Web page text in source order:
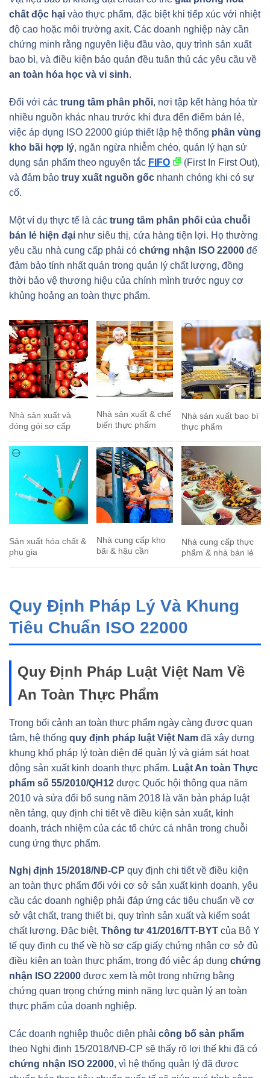
chất độc hại vào thực phẩm, đặc biệt khi tiếp xúc với nhiệt
độ cao hoặc môi trường axit. Các doanh nghiệp này cần
chứng minh rằng nguyên liệu đầu vào, quy trình sản xuất
bao bì, và điều kiện bảo quản đều tuân thủ các yêu cầu về
an toàn hóa học và vi sinh.
Đối với các trung tâm phân phối, nơi tập kết hàng hóa từ
nhiều nguồn khác nhau trước khi đưa đến điểm bán lẻ,
việc áp dụng ISO 22000 giúp thiết lập hệ thống phân vùng
kho bãi hợp lý, ngăn ngừa nhiễm chéo, quản lý hạn sử
dụng sản phẩm theo nguyên tắc FIFO
(First In First Out),
và đảm bảo truy xuất nguồn gốc nhanh chóng khi có sự
cố.
Một ví dụ thực tế là các trung tâm phân phối của chuỗi
bán lẻ hiện đại như siêu thị, cửa hàng tiện lợi. Họ thường
yêu cầu nhà cung cấp phải có chứng nhận ISO 22000 để
đảm bảo tính nhất quán trong quản lý chất lượng, đồng
thời bảo vệ thương hiệu của chính mình trước nguy cơ
khủng hoảng an toàn thực phẩm.
Nhà sản xuất và
đóng gói sơ cấp
Nhà sản xuất & chế
biến thực phẩm
Nhà sản xuất bao bì
thực phẩm
Sản xuất hóa chất &
phụ gia
Nhà cung cấp kho
bãi & hậu cần
Nhà cung cấp thực
phẩm & nhà bán lẻ
Quy Định Pháp Lý Và Khung
Tiêu Chuẩn ISO 22000
Quy Định Pháp Luật Việt Nam Về
An Toàn Thực Phẩm
Trong bối cảnh an toàn thực phẩm ngày càng được quan
tâm, hệ thống quy định pháp luật Việt Nam đã xây dựng
khung khổ pháp lý toàn diện để quản lý và giám sát hoạt
động sản xuất kinh doanh thực phẩm. Luật An toàn Thực
phẩm số 55/2010/QH12 được Quốc hội thông qua năm
2010 và sửa đổi bổ sung năm 2018 là văn bản pháp luật
nền tảng, quy định chi tiết về điều kiện sản xuất, kinh
doanh, trách nhiệm của các tổ chức cá nhân trong chuỗi
cung ứng thực phẩm.
Nghị định 15/2018/NĐ-CP quy định chi tiết về điều kiện
an toàn thực phẩm đối với cơ sở sản xuất kinh doanh, yêu
cầu các doanh nghiệp phải đáp ứng các tiêu chuẩn về cơ
sở vật chất, trang thiết bị, quy trình sản xuất và kiểm soát
chất lượng. Đặc biệt, Thông tư 41/2016/TT-BYT của Bộ Y
tế quy định cụ thể về hồ sơ cấp giấy chứng nhận cơ sở đủ
điều kiện an toàn thực phẩm, trong đó việc áp dụng chứng
nhận ISO 22000 được xem là một trong những bằng
chứng quan trọng chứng minh năng lực quản lý an toàn
thực phẩm của doanh nghiệp.
Các doanh nghiệp thuộc diện phải công bố sản phẩm
theo Nghị định 15/2018/NĐ-CP sẽ thấy rõ lợi thế khi đã có
chứng nhận ISO 22000, vì hệ thống quản lý đã được